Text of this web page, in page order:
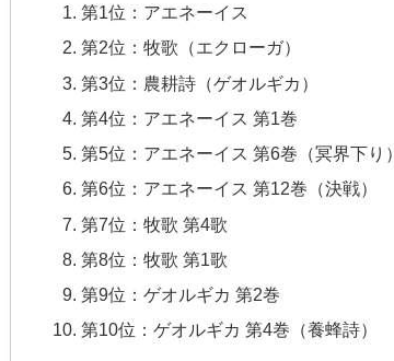
第1位：アエネーイス
第2位：牧歌（エクローガ）
第3位：農耕詩（ゲオルギカ）
第4位：アエネーイス 第1巻
第5位：アエネーイス 第6巻（冥界下り）
第6位：アエネーイス 第12巻（決戦）
第7位：牧歌 第4歌
第8位：牧歌 第1歌
第9位：ゲオルギカ 第2巻
第10位：ゲオルギカ 第4巻（養蜂詩）